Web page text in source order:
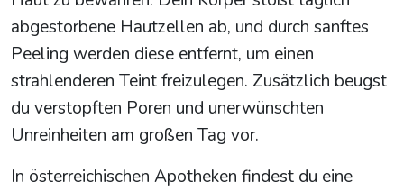
abgestorbene Hautzellen ab, und durch sanftes
Peeling werden diese entfernt, um einen
strahlenderen Teint freizulegen. Zusätzlich beugst
du verstopften Poren und unerwünschten
Unreinheiten am großen Tag vor.
In österreichischen Apotheken findest du eine